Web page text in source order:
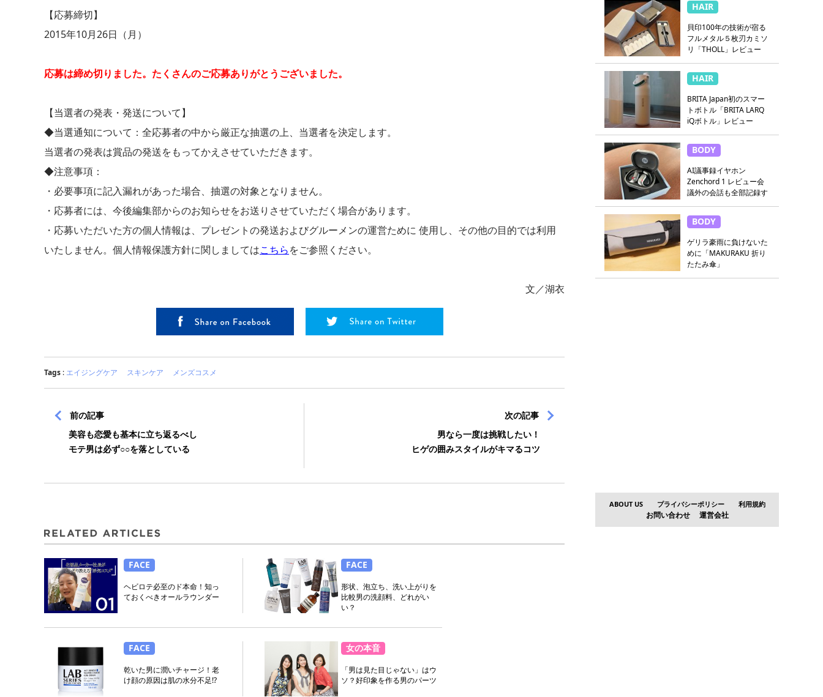
【応募締切】
2015年10月26日（月）
応募は締め切りました。たくさんのご応募ありがとうございました。
【当選者の発表・発送について】
◆当選通知について：全応募者の中から厳正な抽選の上、当選者を決定します。
当選者の発表は賞品の発送をもってかえさせていただきます。
◆注意事項：
・必要事項に記入漏れがあった場合、抽選の対象となりません。
・応募者には、今後編集部からのお知らせをお送りさせていただく場合があります。
・応募いただいた方の個人情報は、プレゼントの発送およびグルーメンの運営ために 使用し、その他の目的では利用
いたしません。個人情報保護方針に関しましてはこちらをご参照ください。
文／湖衣
Tags : エイジングケア スキンケア メンズコスメ
前の記事
美容も恋愛も基本に立ち返るべし
モテ男は必ず○○を落としている
次の記事
男なら一度は挑戦したい！
ヒゲの囲みスタイルがキマるコツ
FACE
ヘビロテ必至のド本命！知っ
ておくべきオールラウンダー
FACE
形状、泡立ち、洗い上がりを
比較男の洗顔料、どれがい
い？
FACE
乾いた男に潤いチャージ！老
け顔の原因は肌の水分不足!?
女の本音
「男は見た目じゃない」はウ
ソ？好印象を作る男のパーツ
HAIR
貝印100年の技術が宿る
フルメタル５枚刃カミソ
リ「THOLL」レビュー
HAIR
BRITA Japan初のスマー
トボトル「BRITA LARQ
iQボトル」レビュー
BODY
AI議事録イヤホン
Zenchord 1 レビュー会
議外の会話も全部記録す
BODY
ゲリラ豪雨に負けないた
めに「MAKURAKU 折り
たたみ傘」
ABOUT US プライバシーポリシー 利用規約
お問い合わせ 運営会社